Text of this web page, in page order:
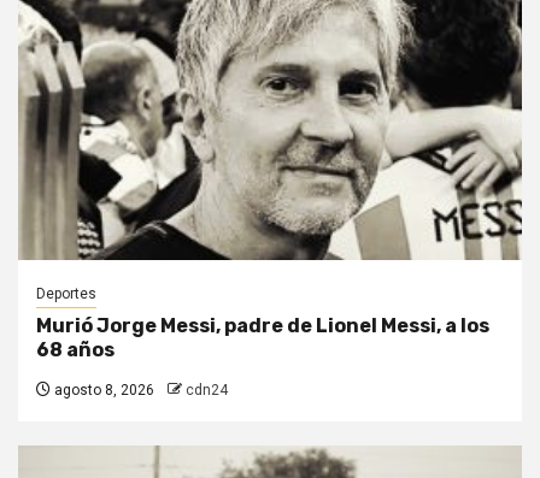
Deportes
Murió Jorge Messi, padre de Lionel Messi, a los
68 años
agosto 8, 2026 cdn24